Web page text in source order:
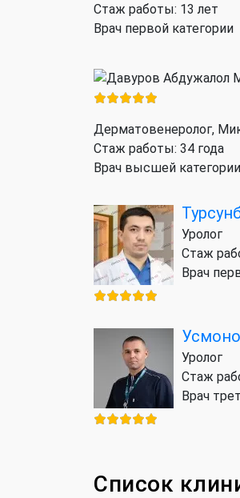
Стаж работы: 13 лет
Врач первой категории
Дерматовенеролог,
Стаж работы: 34 года
Врач высшей
Уролог
Стаж
Врач
Уролог
Стаж
Врач
Список